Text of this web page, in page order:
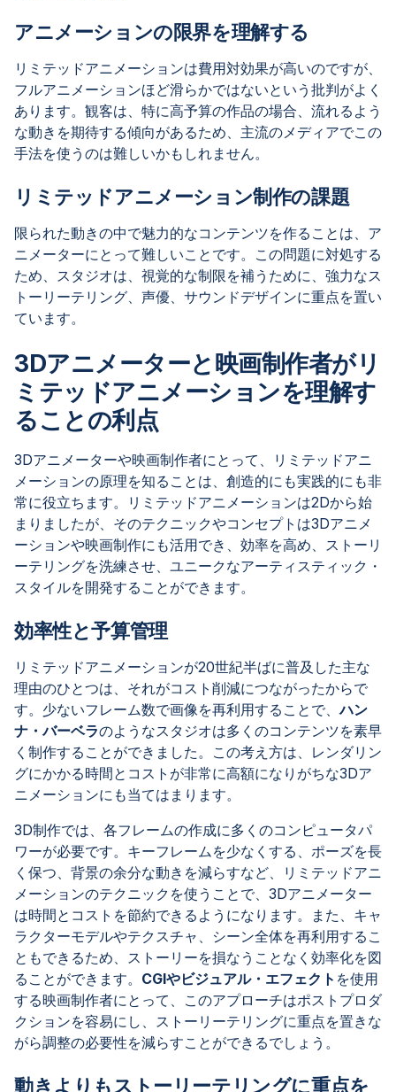
アニメーションの限界を理解する
リミテッドアニメーションは費用対効果が高いのですが、
フルアニメーションほど滑らかではないという批判がよく
あります。観客は、特に高予算の作品の場合、流れるよう
な動きを期待する傾向があるため、主流のメディアでこの
手法を使うのは難しいかもしれません。
リミテッドアニメーション制作の課題
限られた動きの中で魅力的なコンテンツを作ることは、ア
ニメーターにとって難しいことです。この問題に対処する
ため、スタジオは、視覚的な制限を補うために、強力なス
トーリーテリング、声優、サウンドデザインに重点を置い
ています。
3Dアニメーターと映画制作者がリ
ミテッドアニメーションを理解す
ることの利点
3Dアニメーターや映画制作者にとって、リミテッドアニ
メーションの原理を知ることは、創造的にも実践的にも非
常に役立ちます。リミテッドアニメーションは2Dから始
まりましたが、そのテクニックやコンセプトは3Dアニメ
ーションや映画制作にも活用でき、効率を高め、ストーリ
ーテリングを洗練させ、ユニークなアーティスティック・
スタイルを開発することができます。
効率性と予算管理
リミテッドアニメーションが20世紀半ばに普及した主な
理由のひとつは、それがコスト削減につながったからで
す。少ないフレーム数で画像を再利用することで、ハン
ナ・バーベラのようなスタジオは多くのコンテンツを素早
く制作することができました。この考え方は、レンダリン
グにかかる時間とコストが非常に高額になりがちな3Dア
ニメーションにも当てはまります。
3D制作では、各フレームの作成に多くのコンピュータパ
ワーが必要です。キーフレームを少なくする、ポーズを長
く保つ、背景の余分な動きを減らすなど、リミテッドアニ
メーションのテクニックを使うことで、3Dアニメーター
は時間とコストを節約できるようになります。また、キャ
ラクターモデルやテクスチャ、シーン全体を再利用するこ
ともできるため、ストーリーを損なうことなく効率化を図
ることができます。 CGIやビジュアル・エフェクト を使用
する映画制作者にとって、このアプローチはポストプロダ
クションを容易にし、ストーリーテリングに重点を置きな
がら調整の必要性を減らすことができるでしょう。
動きよりもストーリーテリングに重点を